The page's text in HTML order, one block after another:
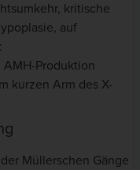
kritische
auf
Produktion
kurzen Arm des X-
Müllerschen Gänge